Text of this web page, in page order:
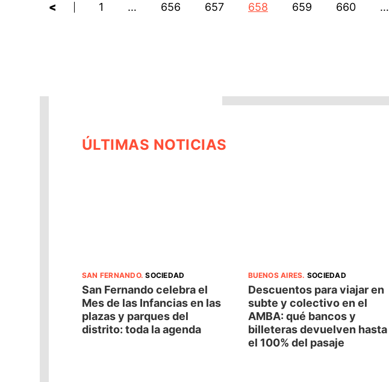
< 1 … 656 657 658 659 660 …
ÚLTIMAS NOTICIAS
SAN FERNANDO.SOCIEDAD
San Fernando celebra el
Mes de las Infancias en las
plazas y parques del
distrito: toda la agenda
BUENOS AIRES. SOCIEDAD
Descuentos para viajar en
subte y colectivo en el
AMBA: qué bancos y
billeteras devuelven hasta
el 100% del pasaje